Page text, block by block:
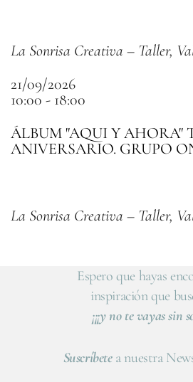
La Sonrisa Creativa – Taller,
21/09/2026
10:00 - 18:00
ÁLBUM "AQUI Y AHORA"
ANIVERSARIO. GRUPO
La Sonrisa Creativa – Taller,
Espero que hayas
inspiración que
¡¡¡y no te vayas sin
Suscríbetea nuestra